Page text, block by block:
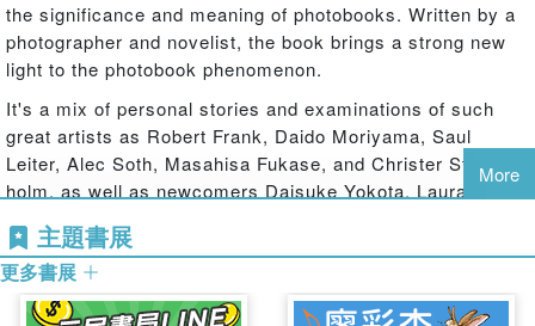
the significance and meaning of photobooks. Written by a
photographer and novelist, the book brings a strong new
light to the photobook phenomenon.
It's a mix of personal stories and examinations of such
great artists as Robert Frank, Daido Moriyama, Saul
Leiter, Alec Soth, Masahisa Fukase, and Christer Str闣
holm, as well as newcomers Daisuke Yokota, Laura El-
The Mysteries of Light is personal and passionate, fun,
lively, informative, inspiring, and will help you understand
photobooks-and get you jazzed about them-in a whole new
More
主題書展
更多書展